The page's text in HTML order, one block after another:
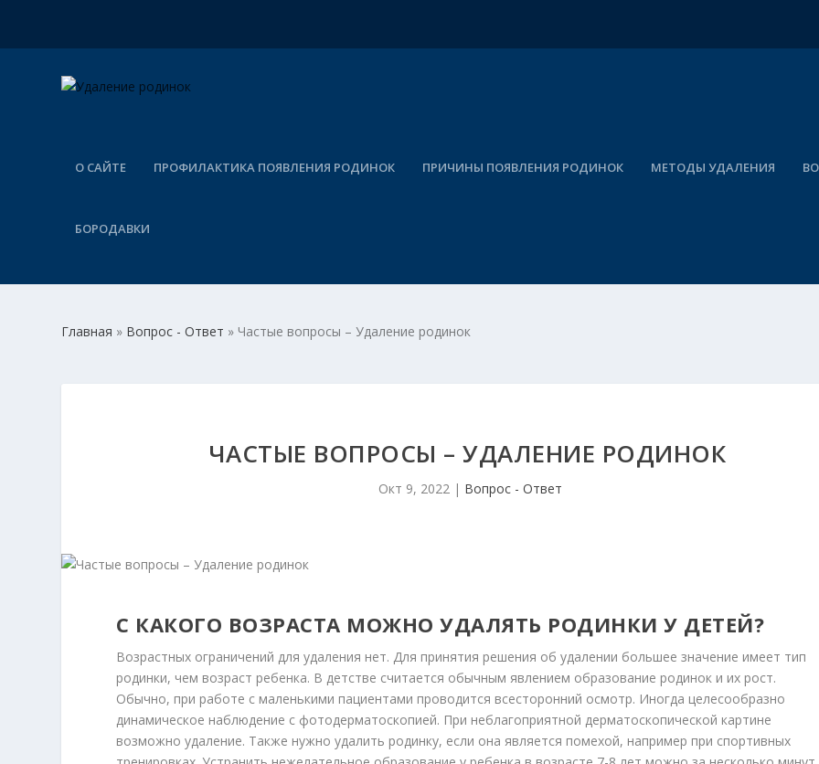
О САЙТЕ ПРОФИЛАКТИКА ПОЯВЛЕНИЯ РОДИНОК ПРИЧИНЫ ПОЯВЛЕНИЯ РОДИНОК МЕТОДЫ УДАЛЕНИЯ
БОРОДАВКИ
Главная » Вопрос - Ответ » Частые вопросы – Удаление родинок
ЧАСТЫЕ ВОПРОСЫ – УДАЛЕНИЕ РОДИНОК
Окт 9, 2022 | Вопрос - Ответ
С КАКОГО ВОЗРАСТА МОЖНО УДАЛЯТЬ РОДИНКИ У ДЕТЕЙ?
Возрастных ограничений для удаления нет. Для принятия решения об удалении большее значение имеет тип
родинки, чем возраст ребенка. В детстве считается обычным явлением образование родинок и их рост.
Обычно, при работе с маленькими пациентами проводится всесторонний осмотр. Иногда целесообразно
динамическое наблюдение с фотодерматоскопией. При неблагоприятной дерматоскопической картине
возможно удаление. Также нужно удалить родинку, если она является помехой, например при спортивных